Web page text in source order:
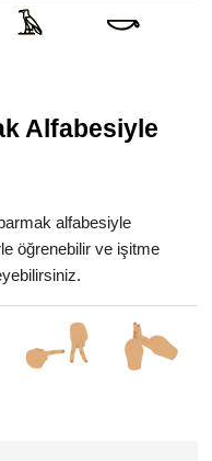
Alfabesiyle
alfabesiyle
öğrenebilir ve işitme